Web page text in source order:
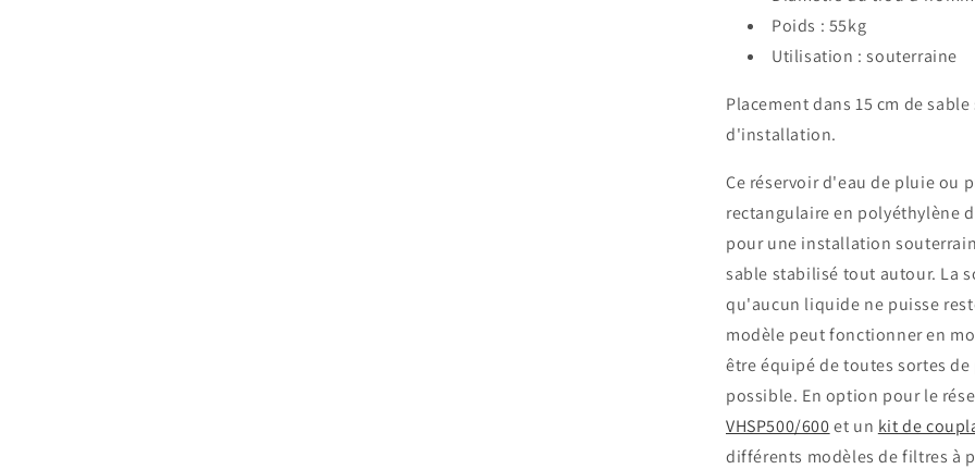
Poids : 55kg
Utilisation : souterraine
Placement dans 15 cm de
d'installation.
Ce réservoir d'eau de pluie ou
rectangulaire en polyéthylène
pour une installation
sable stabilisé tout autour. La
qu'aucun liquide ne puisse
modèle peut fonctionner en
être équipé de toutes sortes
possible. En option pour le
VHSP500/600et un kit de
différents modèles de filtres à